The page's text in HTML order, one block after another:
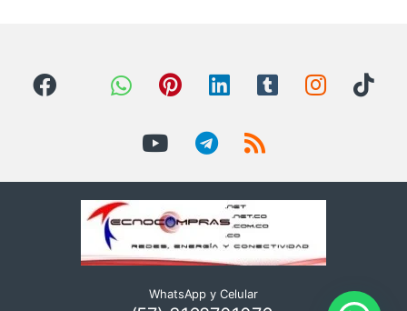
WhatsApp y Celular